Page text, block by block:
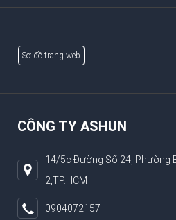
Sơ đồ trang web
CÔNG TY ASHUN
14/5c Đường Số 24, Phường
2,TP.HCM
0904072157